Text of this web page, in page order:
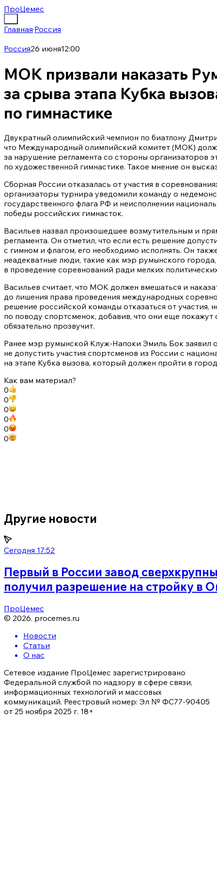
ПроЦемес
Главная·Россия
Россия26 июня12:00
МОК призвали наказать
за срыва этапа Кубка
по гимнастике
Двукратный олимпийский чемпион по биатлону
что Международный олимпийский комитет (МОК)
за нарушение регламента со стороны организаторов
по художественной гимнастике. Такое мнение он
Сборная России отказалась от участия в
организаторы турнира уведомили команду о
государственного флага РФ и неисполнении
победы российских гимнасток.
Васильев назвал произошедшее возмутительным и
регламента. Он отметил, что если есть решение
с гимном и флагом, его необходимо исполнять. Он
неадекватные люди, такие как мэр румынского
в проведение соревнований ради мелких
Васильев считает, что МОК должен вмешаться и
до лишения права проведения международных
решение российской команды отказаться от участия,
по поводу спортсменок, добавив, что они еще покажут
обязательно прозвучит.
Ранее мэр румынской Клуж-Напоки Эмиль Бок заявил
не допустить участия спортсменов из России с
на этапе Кубка вызова, который должен пройти в
Как вам материал?
0
0
0
0
0
0
Другие новости
Сегодня 17:52
Первый в России завод
получил разрешение на стройку в
ПроЦемес
© 2026. procemes.ru
Новости
Статьи
О нас
Сетевое издание ПроЦемес зарегистрировано
Федеральной службой по надзору в сфере связи,
информационных технологий и массовых
коммуникаций. Реестровый номер: Эл № ФС77-90405
от 25 ноября 2025 г. 18+